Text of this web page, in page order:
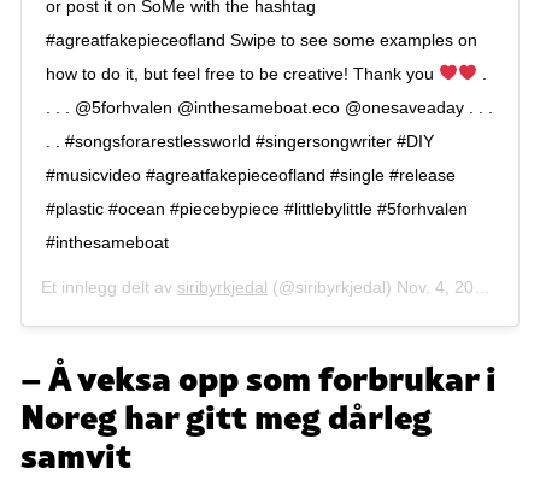
or post it on SoMe with the hashtag
#agreatfakepieceofland Swipe to see some examples on
how to do it, but feel free to be creative! Thank you
. . . @5forhvalen @inthesameboat.eco @onesaveaday . . .
. . #songsforarestlessworld #singersongwriter #DIY
#musicvideo #agreatfakepieceofland #single #release
#plastic #ocean #piecebypiece #littlebylittle #5forhvalen
#inthesameboat
Et innlegg delt av siribyrkjedal (@siribyrkjedal) Nov. 4, 2019 kl. 3:39 PST
– Å veksa opp som forbrukar i
Noreg har gitt meg dårleg
samvit